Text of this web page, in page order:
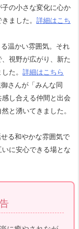
の小さな変化に心か
ました。 詳細はこち
温かい雰囲気。それ
視野が広がり、新た
た。 詳細はこちら
さんが「みんな同
し合える仲間と出会
と湧いてきました。
る和やかな雰囲気で
に安心できる場とな